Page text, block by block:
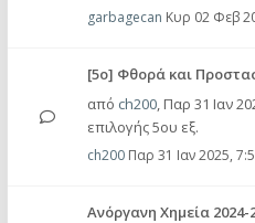
garbagecan Κυρ 02 Φεβ
[5ο] Φθορά και
από ch200, Παρ 31 Ιαν
επιλογής 5ου εξ.
ch200 Παρ 31 Ιαν 2025,
Aνόργανη Χημεία 2024-